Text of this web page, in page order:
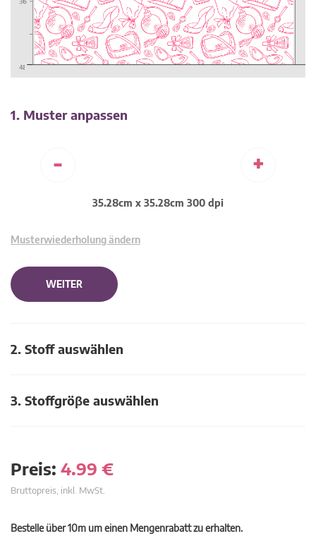
1. Muster anpassen
- +
35.28cm x 35.28cm 300 dpi
Musterwiederholung ändern
WEITER
2. Stoff auswählen
3. Stoffgröβe auswählen
Preis: 4.99 €
Bruttopreis, inkl. MwSt.
Bestelle über 10m um einen Mengenrabatt zu erhalten.